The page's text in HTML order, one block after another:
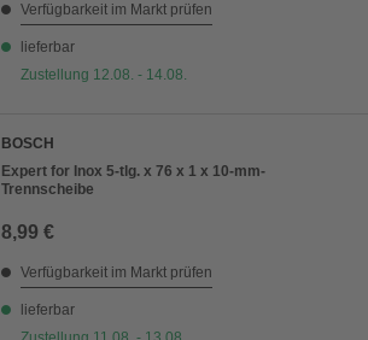
Verfügbarkeit im Markt prüfen
lieferbar
Zustellung 12.08. - 14.08.
BOSCH
Expert for Inox 5-tlg. x 76 x 1 x 10-mm-
Trennscheibe
8,99 €
Verfügbarkeit im Markt prüfen
lieferbar